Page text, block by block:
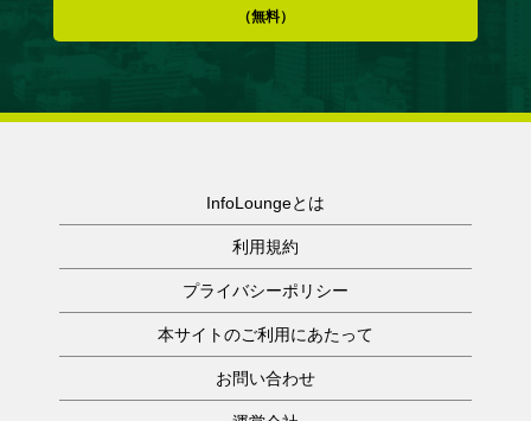
（無料）
InfoLoungeとは
利用規約
プライバシーポリシー
本サイトのご利用にあたって
お問い合わせ